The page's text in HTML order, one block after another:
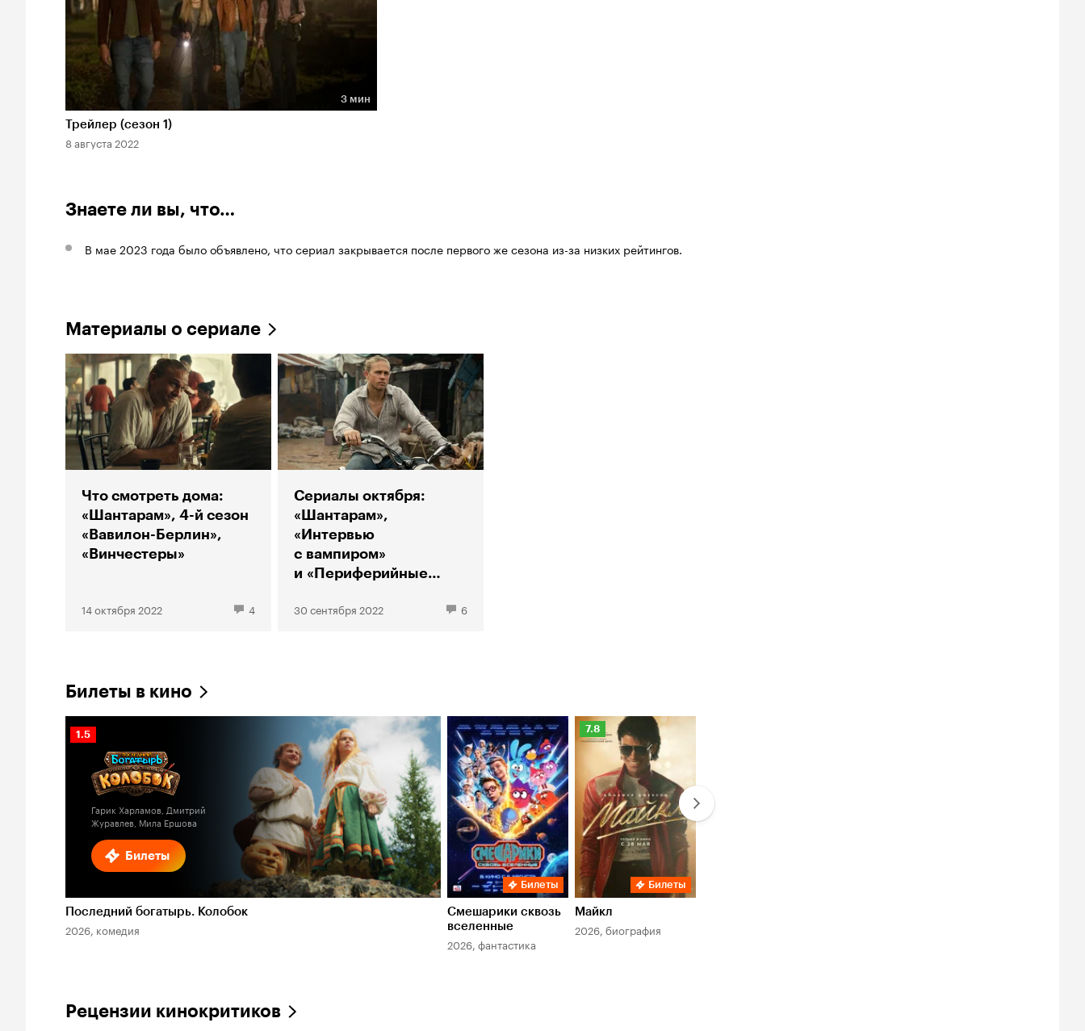
Длительность 3 мин
3 мин
Трейлер (сезон 1)
8 августа 2022
Знаете ли вы, что…
В мае 2023 года было объявлено, что сериал закрывается после первого же сезона из-за низких рейтингов.
Материалы о сериале
Что смотреть дома:
«Шантарам», 4-й сезон
«Вавилон-Берлин»,
«Винчестеры»
14 октября 2022 4
Сериалы октября:
«Шантарам»,
«Интервью
с вампиром»
и «Периферийные
30 сентября 2022 6
Билеты в кино
Билеты
Рейтинг
Кинопоиска
1.5
Гарик Харламов, Дмитрий
Журавлев, Мила Ершова
Последний богатырь. Колобок
2026, комедия
Билеты
Смешарики сквозь
вселенные
2026, фантастика
Рейтинг
Кинопоиска
7.8
Билеты
Майкл
2026, биография
Рецензии кинокритиков